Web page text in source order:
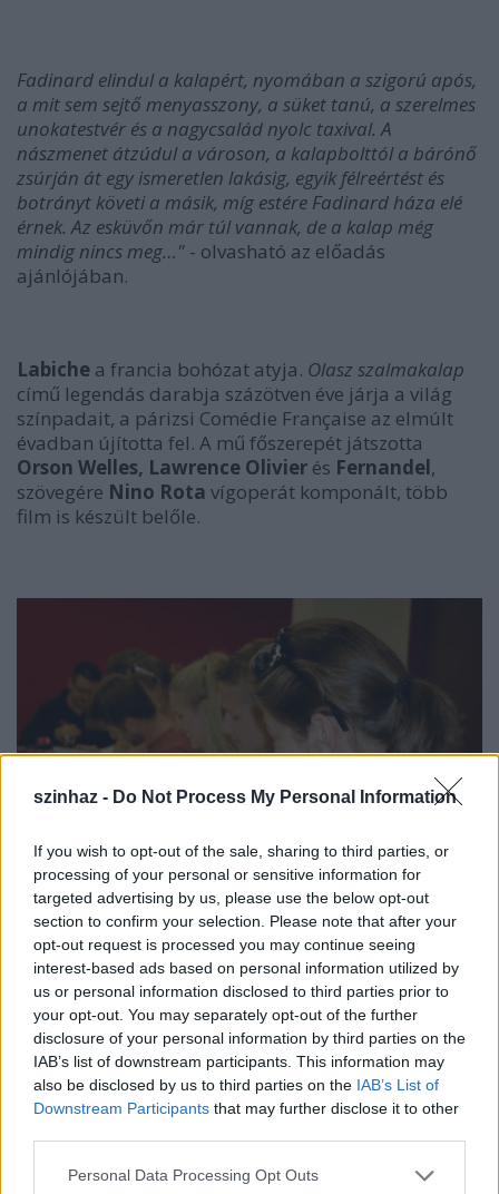
szinhaz - Do Not Process My Personal Information
If you wish to opt-out of the sale, sharing to third parties, or
processing of your personal or sensitive information for
targeted advertising by us, please use the below opt-out
section to confirm your selection. Please note that after your
opt-out request is processed you may continue seeing
interest-based ads based on personal information utilized by
us or personal information disclosed to third parties prior to
your opt-out. You may separately opt-out of the further
disclosure of your personal information by third parties on the
IAB’s list of downstream participants. This information may
also be disclosed by us to third parties on the IAB’s List of
Downstream Participants that may further disclose it to other
Please note that this website/app uses one or more Google
Personal Data Processing Opt Outs
Fadinard elindul a kalapért, nyomában a szigorú após,
a mit sem sejtő menyasszony, a süket tanú, a szerelmes
unokatestvér és a nagycsalád nyolc taxival. A
nászmenet átzúdul a városon, a kalapbolttól a bárónő
zsúrján át egy ismeretlen lakásig, egyik félreértést és
botrányt követi a másik, míg estére Fadinard háza elé
érnek. Az esküvőn már túl vannak, de a kalap még
mindig nincs meg…" - olvasható az előadás
ajánlójában.
Labiche a francia bohózat atyja. Olasz szalmakalap
című legendás darabja százötven éve járja a világ
színpadait, a párizsi Comédie Française az elmúlt
évadban újította fel. A mű főszerepét játszotta
Orson Welles, Lawrence Olivier és Fernandel,
szövegére Nino Rota vígoperát komponált, több
film is készült belőle.
A képek az olvasópróbán készültek.
Forrás: Weöres Sándor Színház
Eugène Labiche: